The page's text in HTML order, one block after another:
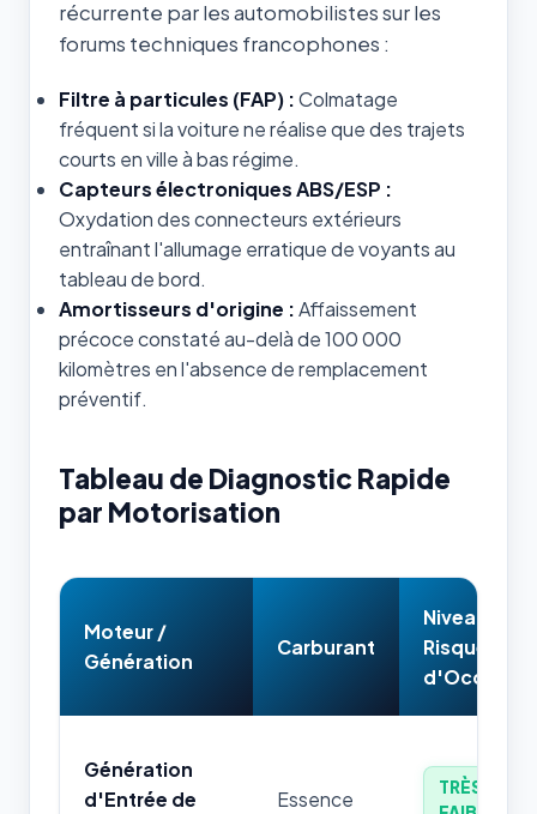
récurrente par les automobilistes sur les
forums techniques francophones :
Filtre à particules (FAP) :Colmatage
fréquent si la voiture ne réalise que des trajets
courts en ville à bas régime.
Capteurs électroniques ABS/ESP :
Oxydation des connecteurs extérieurs
entraînant l'allumage erratique de voyants au
tableau de bord.
Amortisseurs d'origine :Affaissement
précoce constaté au-delà de 100 000
kilomètres en l'absence de remplacement
préventif.
Tableau de Diagnostic Rapide
par Motorisation
Moteur /
Génération
Carburant
Niveau de
Risque
d'Occasion
Génération
d'Entrée de
Essence
TRÈS